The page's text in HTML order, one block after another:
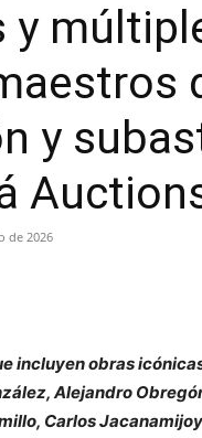
y
y
de 2026
incluyen obras
Alejandro
Carlos